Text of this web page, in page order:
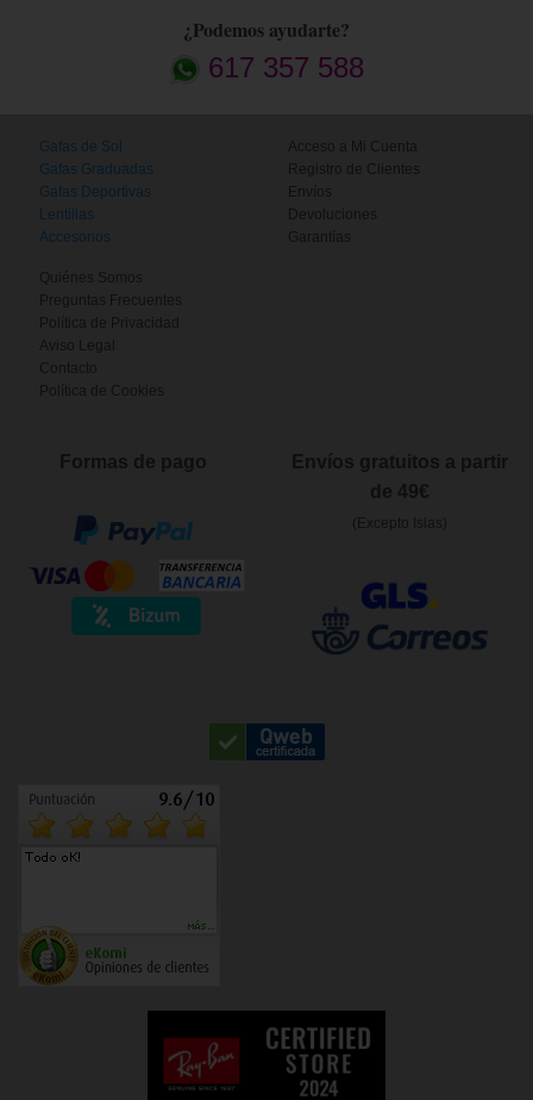
¿Podemos ayudarte?
617 357 588
Gafas de Sol
Gafas Graduadas
Gafas Deportivas
Lentillas
Accesorios
Acceso a Mi Cuenta
Registro de Clientes
Envíos
Devoluciones
Garantías
Quiénes Somos
Preguntas Frecuentes
Política de Privacidad
Aviso Legal
Contacto
Política de Cookies
Formas de pago
Envíos gratuitos a partir
de 49€
(Excepto Islas)